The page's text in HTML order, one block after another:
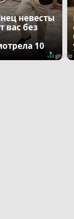
невесты
вас без
10